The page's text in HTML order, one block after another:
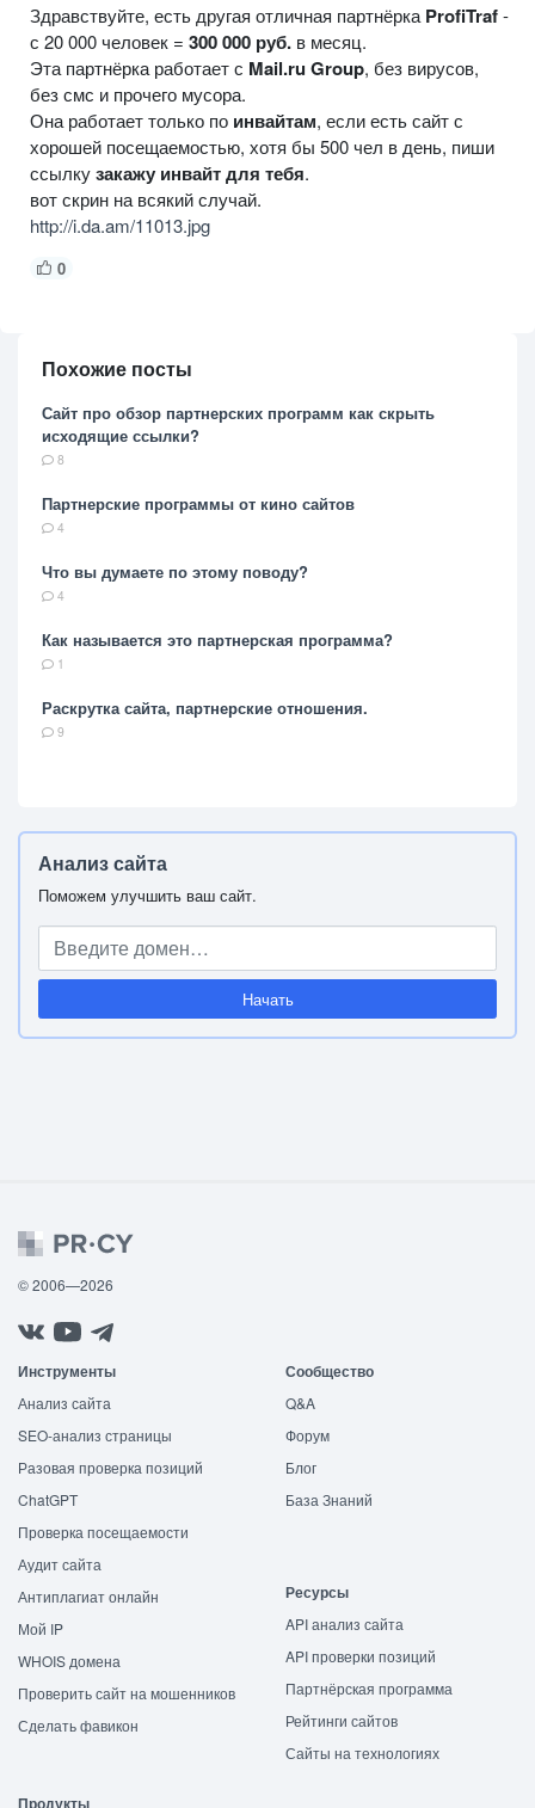
Здравствуйте, есть другая отличная партнёрка ProfiTraf-
с 20 000 человек = 300 000 руб. в месяц.
Эта партнёрка работает с Mail.ru Group, без вирусов,
без смс и прочего мусора.
Она работает только по инвайтам, если есть сайт с
хорошей посещаемостью, хотя бы 500 чел в день, пиши
ссылкузакажу инвайт для тебя.
вот скрин на всякий случай.
http://i.da.am/11013.jpg
0
Похожие посты
Сайт про обзор партнерских программ как скрыть
исходящие ссылки?
8
Партнерские программы от кино сайтов
4
Что вы думаете по этому поводу?
4
Как называется это партнерская программа?
1
Раскрутка сайта, партнерские отношения.
9
Анализ сайта
Поможем улучшить ваш сайт.
Начать
© 2006—2026
Инструменты
Анализ сайта
SEO-анализ страницы
Разовая проверка позиций
ChatGPT
Проверка посещаемости
Аудит сайта
Антиплагиат онлайн
Мой IP
WHOIS домена
Проверить сайт на мошенников
Сделать фавикон
Сообщество
Q&A
Форум
Блог
База Знаний
Ресурсы
API анализ сайта
API проверки позиций
Партнёрская программа
Рейтинги сайтов
Сайты на технологиях
Продукты